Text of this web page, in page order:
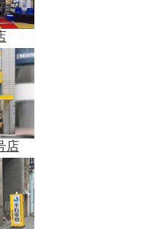
店